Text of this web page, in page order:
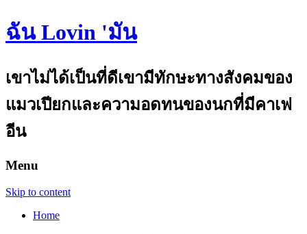
ฉัน Lovin 'มัน
เขาไม่ได้เป็นที่ดีเขามีทักษะทางสังคมของ
แมวเปียกและความอดทนของนกที่มีคาเฟ
อีน
Menu
Skip to content
Home